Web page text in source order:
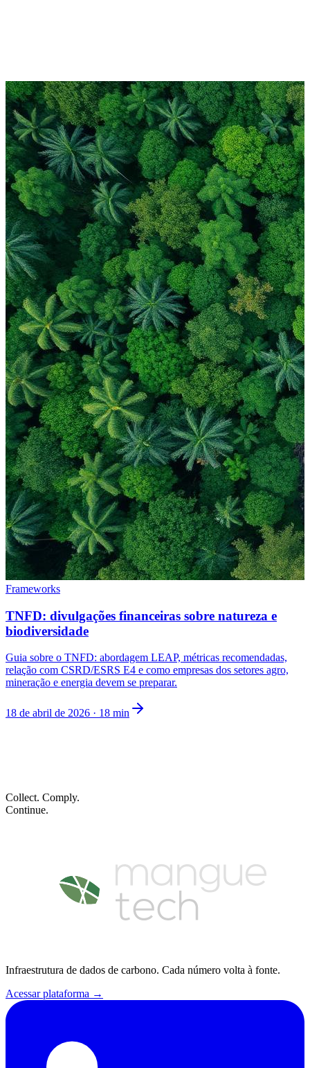
Frameworks
TNFD: divulgações financeiras sobre natureza e
biodiversidade
Guia sobre o TNFD: abordagem LEAP, métricas recomendadas,
relação com CSRD/ESRS E4 e como empresas dos setores agro,
mineração e energia devem se preparar.
18 de abril de 2026 · 18 min
Collect. Comply.
Continue.
Infraestrutura de dados de carbono. Cada número volta à fonte.
Acessar plataforma →